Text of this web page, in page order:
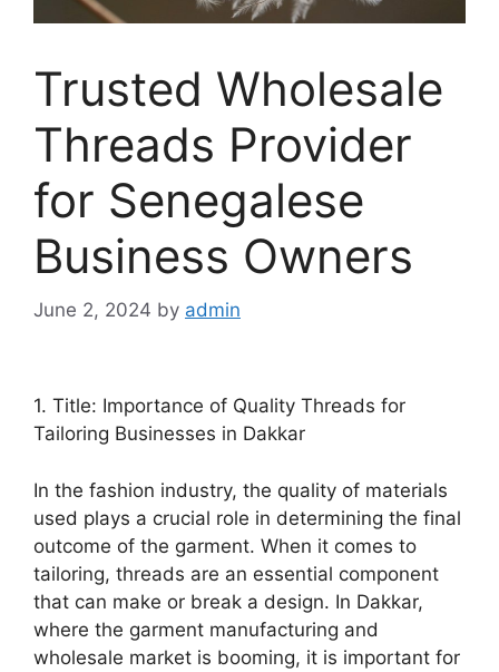
Trusted Wholesale
Threads Provider
for Senegalese
Business Owners
June 2, 2024 by admin
1. Title: Importance of Quality Threads for
Tailoring Businesses in Dakkar
In the fashion industry, the quality of materials
used plays a crucial role in determining the final
outcome of the garment. When it comes to
tailoring, threads are an essential component
that can make or break a design. In Dakkar,
where the garment manufacturing and
wholesale market is booming, it is important for